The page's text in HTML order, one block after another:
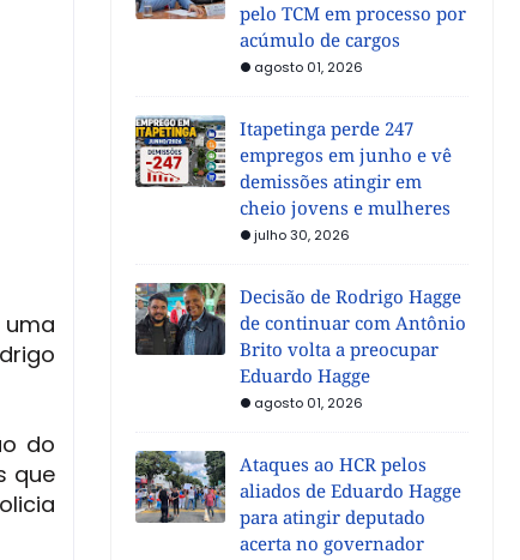
do
que
pelo TCM em processo por
acúmulo de cargos
agosto 01, 2026
Itapetinga perde 247
empregos em junho e vê
demissões atingir em
cheio jovens e mulheres
julho 30, 2026
Decisão de Rodrigo Hagge
de continuar com Antônio
Brito volta a preocupar
Eduardo Hagge
agosto 01, 2026
Ataques ao HCR pelos
aliados de Eduardo Hagge
para atingir deputado
acerta no governador